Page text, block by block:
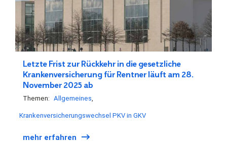
Letzte Frist zur Rückkehr in die gesetzliche
Krankenversicherung für Rentner läuft am 28.
November 2025 ab
Themen: Allgemeines
Krankenversicherungswechsel PKV in GKV
mehr erfahren